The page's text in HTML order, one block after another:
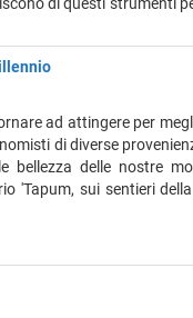
ad attingere per
di diverse
bellezza delle nostre
'Tapum, sui sentieri